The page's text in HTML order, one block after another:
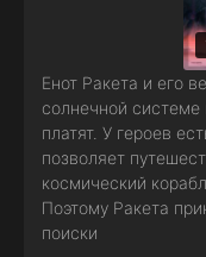
Енот Ракета и его
солнечной системе
платят. У героев
позволяет
космический
Поэтому Ракета
поиски